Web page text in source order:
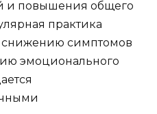
и повышения общего
практика
снижению симптомов
эмоционального